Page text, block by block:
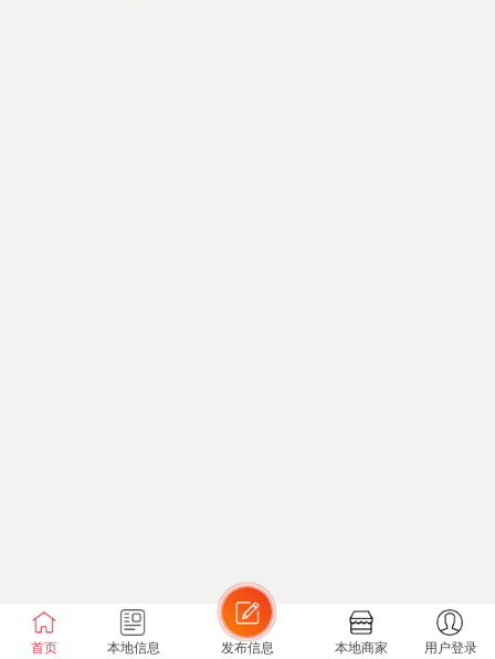
首页 本地信息 发布信息 本地商家 用户登录